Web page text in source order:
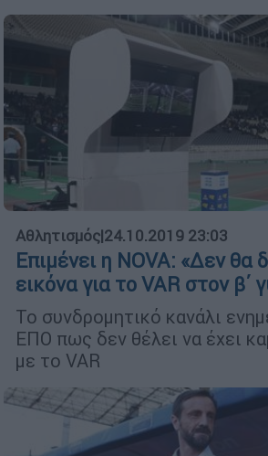
Αθλητισμός|24.10.2019 23:03
Επιμένει η NOVA: «Δεν θα
εικόνα για το VAR στον β΄
Το συνδρομητικό κανάλι
ΕΠΟ πως δεν θέλει να έχει
με το VAR